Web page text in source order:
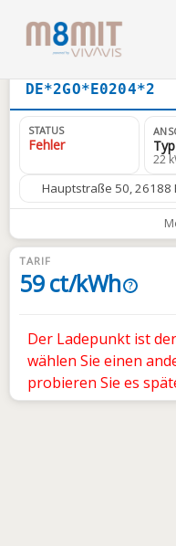
DE*2GO*E0204*2
STATUS
Fehler
22
Hauptstraße 50, 26188
TARIF
59 ct/kWh ?
Der Ladepunkt ist
wählen Sie einen
probieren Sie es